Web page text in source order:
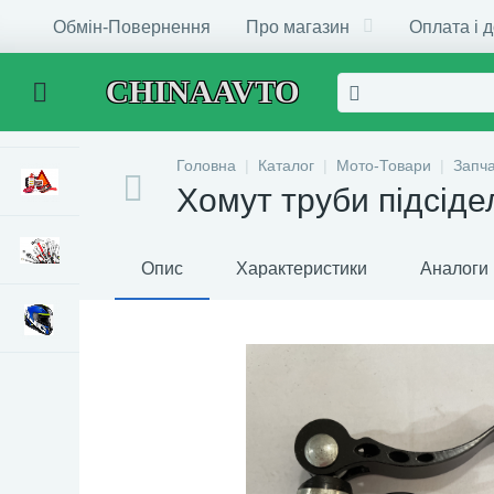
Обмін-Повернення Про магазин Оплата і
CHINAAVTO
Головна Каталог Мото-Товари
Хомут труби
Опис Характеристики Аналоги